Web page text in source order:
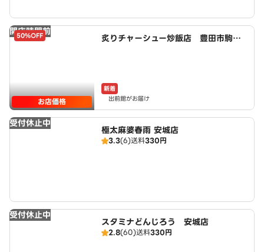
開店時間前
50%OFF
お店価格
炙りチャーシュー炒飯店 豊田市駒新
新着
出前館がお届け
受付休止中
極太麻婆春雨 安城店
3.3(6)送料330円
受付休止中
スタミナどんじろう 安城店
2.8(60)送料330円